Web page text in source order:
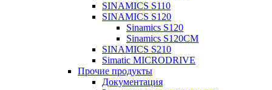
SINAMICS S110
SINAMICS S120
Sinamics S120
Sinamics S120CM
SINAMICS S210
Simatic MICRODRIVE
Прочие продукты
Документация